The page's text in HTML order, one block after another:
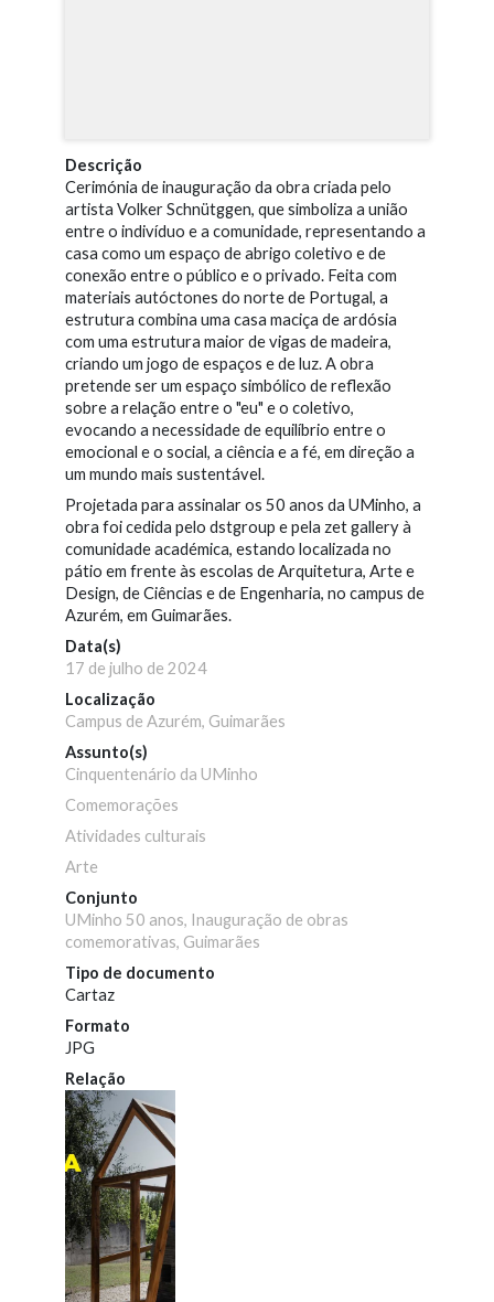
Descrição
Cerimónia de inauguração da obra criada pelo
artista Volker Schnütggen, que simboliza a união
entre o indivíduo e a comunidade, representando a
casa como um espaço de abrigo coletivo e de
conexão entre o público e o privado. Feita com
materiais autóctones do norte de Portugal, a
estrutura combina uma casa maciça de ardósia
com uma estrutura maior de vigas de madeira,
criando um jogo de espaços e de luz. A obra
pretende ser um espaço simbólico de reflexão
sobre a relação entre o "eu" e o coletivo,
evocando a necessidade de equilíbrio entre o
emocional e o social, a ciência e a fé, em direção a
um mundo mais sustentável.
Projetada para assinalar os 50 anos da UMinho, a
obra foi cedida pelo dstgroup e pela zet gallery à
comunidade académica, estando localizada no
pátio em frente às escolas de Arquitetura, Arte e
Design, de Ciências e de Engenharia, no campus de
Azurém, em Guimarães.
Data(s)
17 de julho de 2024
Localização
Campus de Azurém, Guimarães
Assunto(s)
Cinquentenário da UMinho
Comemorações
Atividades culturais
Arte
Conjunto
UMinho 50 anos, Inauguração de obras
comemorativas, Guimarães
Tipo de documento
Cartaz
Formato
JPG
Relação